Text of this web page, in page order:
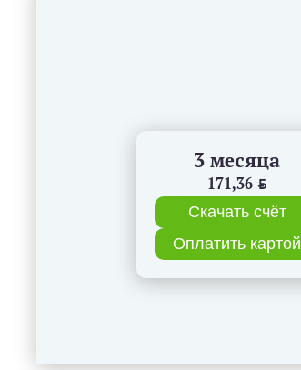
3 месяца
171,36 BYN
Скачать счёт
Оплатить картой